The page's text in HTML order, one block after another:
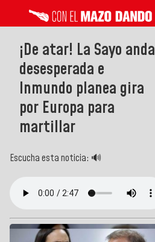
¡De atar! La Sayo anda
desesperada e
Inmundo planea gira
por Europa para
martillar
Escucha esta noticia: 🔊